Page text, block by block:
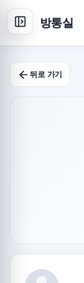
방통실
뒤로 가기